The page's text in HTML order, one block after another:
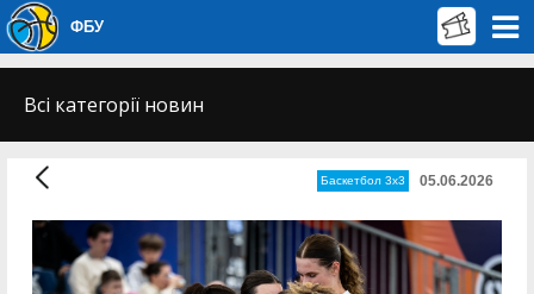
ФБУ
Всі категорії новин
Баскетбол 3х3 05.06.2026